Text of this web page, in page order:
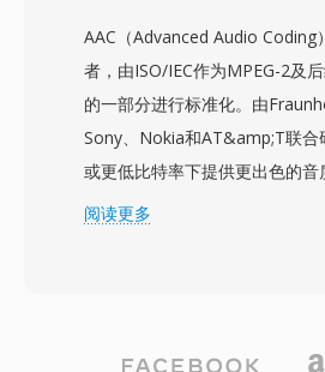
播日期，便于组织和浏览录制内
自数字有线、地面ATSC和
清和高清录制。WTV文件可通过
Center原生访问，并可使用
换为更简单的DVR-MS格式。虽
Media Center在Windows 7之后
AAC（Advanced Audio Coding
者，由ISO/IEC作为MPEG-2及
的一部分进行标准化。由
Sony、Nokia和AT&amp;T联合
或更低比特率下提供更出色的
AAC音频流在感知质量上通常可
阅读更多